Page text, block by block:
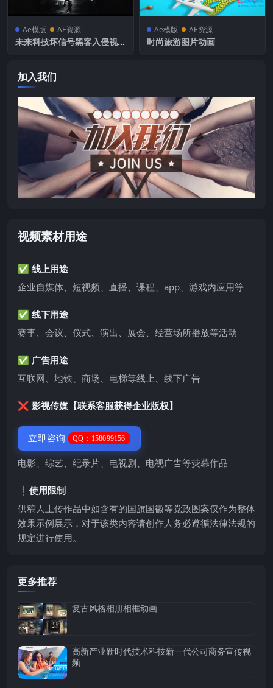
Ae模版 AE资源
未来科技坏信号黑客入侵视频
Ae模版 AE资源
时尚旅游图片动画
加入我们
视频素材用途
✅ 线上用途
企业自媒体、短视频、直播、课程、app、游戏内应用等
✅ 线下用途
赛事、会议、仪式、演出、展会、经营场所播放等活动
✅ 广告用途
互联网、地铁、商场、电梯等线上、线下广告
❌ 影视传媒【联系客服获得企业版权】
立即咨询 QQ：158099156
电影、综艺、纪录片、电视剧、电视广告等荧幕作品
❗️使用限制
供稿人上传作品中如含有的国旗国徽等党政图案仅作为整体
效果示例展示，对于该类内容请创作人务必遵循法律法规的
规定进行使用。
更多推荐
复古风格相册相框动画
高新产业新时代技术科技新一代公司商务宣传视
频